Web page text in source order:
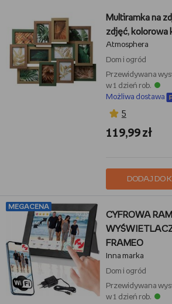
Multiramka na
zdjęć, kolorowa
Atmosphera
Dom i ogród
Przewidywana
w 1 dzień rob.
Możliwa dostawa
5
119,99 zł
DODAJ DO
MEGACENA
CYFROWA
FRAMEO
Inna marka
Dom i ogród
Przewidywana
w 1 dzień rob.